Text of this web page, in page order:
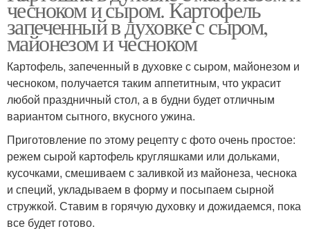
чесноком и сыром. Картофель
запеченный в духовке с сыром,
майонезом и чесноком
Картофель, запеченный в духовке с сыром, майонезом и
чесноком, получается таким аппетитным, что украсит
любой праздничный стол, а в будни будет отличным
вариантом сытного, вкусного ужина.
Приготовление по этому рецепту с фото очень простое:
режем сырой картофель кругляшками или дольками,
кусочками, смешиваем с заливкой из майонеза, чеснока
и специй, укладываем в форму и посыпаем сырной
стружкой. Ставим в горячую духовку и дожидаемся, пока
все будет готово.